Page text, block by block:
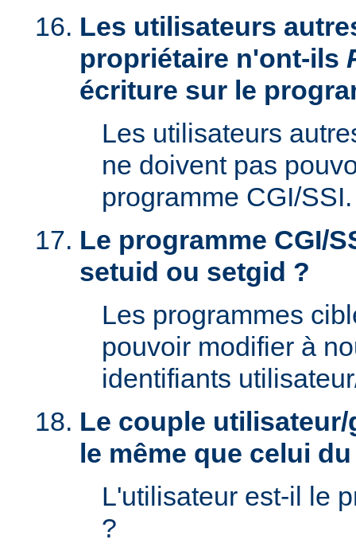
Les utilisateurs
propriétaire n'ont-ils
écriture sur le
Les utilisateurs
ne doivent pas
programme CGI/SSI.
Le programme CGI/
setuid ou setgid ?
Les programmes
pouvoir modifier à
identifiants
Le couple
le même que celui
L'utilisateur est-il le
?